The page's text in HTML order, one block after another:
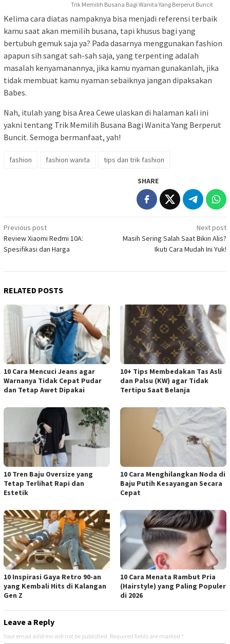
Trik Memilih Busana Bagi Wanita Yang Berperut Buncit
Kelima cara diatas nampaknya bisa menjadi referensi terbaik
kamu saat akan memilih busana, tapi khusus bagi yang
bertubuh gemuk saja ya? Pada dasarnya menggunakan fashion
apapun sih sangat sah-sah saja, yang terpenting adalah
masalah kenyamanannya, jika kamu nyaman gunakanlah, jika
tidak membuat kamu nyaman sebaiknya jangan dipaksakan
Babes.
Nah, itulah yang bisa Area Cewe ulaskan di halaman kali ini
yakni tentang Trik Memilih Busana Bagi Wanita Yang Berperut
Buncit. Semoga bermanfaat, yah!
fashion fashion wanita tips dan trik fashion
SHARE
Post
navigation
Previous post
Review Xiaomi Redmi 10A:
Spesifikasi dan Harga
Next post
Masih Sering Salah Saat Bikin Alis?
Ikuti Cara Mudah Ini Yuk!
RELATED POSTS
10 Cara Mencuci Jeans agar
Warnanya Tidak Cepat Pudar
dan Tetap Awet Dipakai
10+ Tips Membedakan Tas Asli
dan Palsu (KW) agar Tidak
Tertipu Saat Belanja
10 Tren Baju Oversize yang
Tetap Terlihat Rapi dan
Estetik
10 Cara Menghilangkan Noda di
Baju Putih Kesayangan Secara
Cepat
10 Inspirasi Gaya Retro 90-an
yang Kembali Hits di Kalangan
Gen Z
10 Cara Menata Rambut Pria
(Hairstyle) yang Paling Populer
di 2026
Leave a Reply
Your email address will not be published. Required fields are marked *